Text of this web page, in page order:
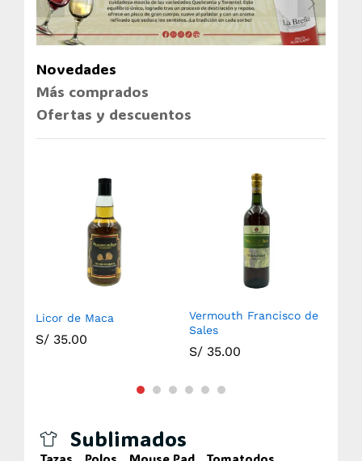
Novedades
Más comprados
Ofertas y descuentos
Licor de Maca
S/ 35.00
Vermouth Francisco de
Sales
S/ 35.00
Sublimados